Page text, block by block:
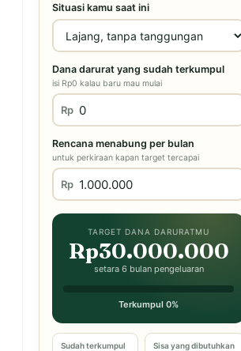
Situasi kamu saat ini
Dana darurat yang sudah terkumpul
isi Rp0 kalau baru mau mulai
Rp
Rencana menabung per bulan
untuk perkiraan kapan target tercapai
Rp
TARGET DANA DARURATMU
Rp30.000.000
setara 6 bulan pengeluaran
Terkumpul 0%
Sudah terkumpul Sisa yang dibutuhkan